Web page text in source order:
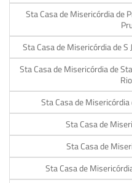
Sta Casa de Misericórdia de
Sta Casa de Misericórdia de S
Sta Casa de Misericórdia de
Sta Casa de
Sta Casa de
Sta Casa de
Sta Casa de